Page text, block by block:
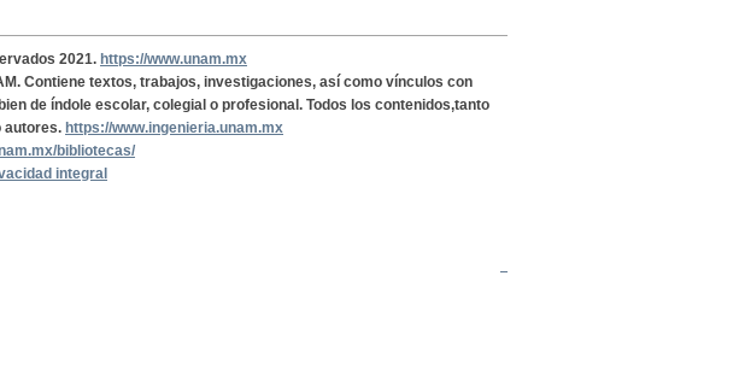
2021. https://www.unam.mx
Contiene textos, trabajos, investigaciones, así como vínculos con
de índole escolar, colegial o profesional. Todos los contenidos,tanto
autores. https://www.ingenieria.unam.mx
bibliotecas/
integral